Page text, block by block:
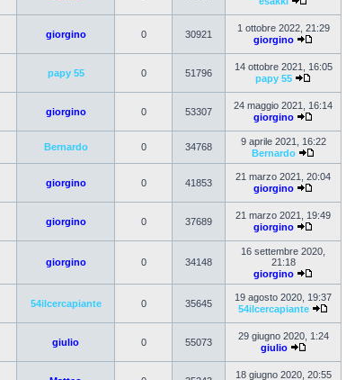
giorgino 0 30921
1 ottobre 2022, 21:29
giorgino
papy 55 0 51796
14 ottobre 2021, 16:05
papy 55
giorgino 0 53307
24 maggio 2021, 16:14
giorgino
Bernardo 0 34768
9 aprile 2021, 16:22
Bernardo
giorgino 0 41853
21 marzo 2021, 20:04
giorgino
giorgino 0 37689
21 marzo 2021, 19:49
giorgino
giorgino 0 34148
16 settembre 2020,
21:18
giorgino
54ilcercapiante 0 35645
19 agosto 2020, 19:37
54ilcercapiante
giulio 0 55073
29 giugno 2020, 1:24
giulio
18 giugno 2020, 20:55